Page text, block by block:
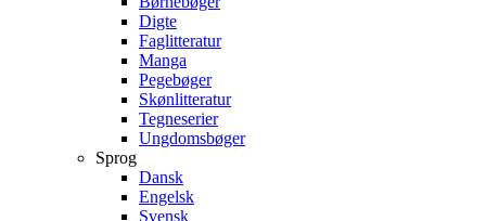
Digte
Faglitteratur
Manga
Pegebøger
Skønlitteratur
Tegneserier
Ungdomsbøger
Sprog
Dansk
Engelsk
Svensk